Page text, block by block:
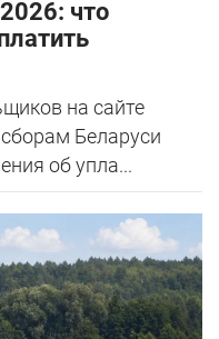
что
на сайте
Беларуси
об упла...